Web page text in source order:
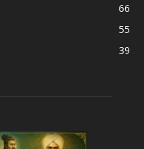
66
55
39